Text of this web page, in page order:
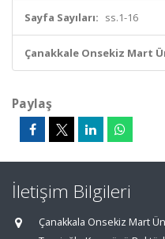
Sayfa Sayıları: ss.1-16
Çanakkale Onsekiz Mart
Paylaş
İletişim Bilgileri
Çanakkala Onsekiz Mart